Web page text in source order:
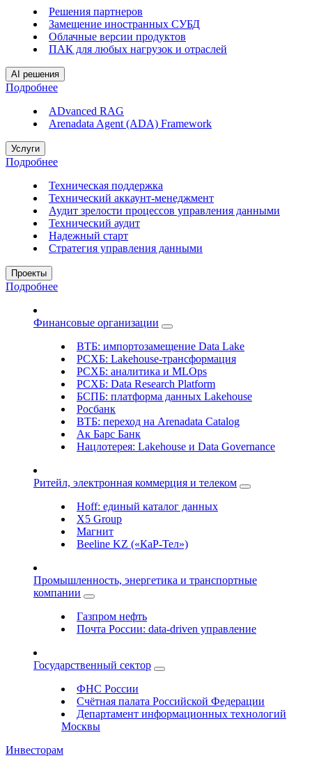
Решения партнеров
Замещение иностранных СУБД
Облачные версии продуктов
ПАК для любых нагрузок и отраслей
AI решения
Подробнее
ADvanced RAG
Arenadata Agent (ADA) Framework
Услуги
Подробнее
Техническая поддержка
Технический аккаунт-менеджмент
Аудит зрелости процессов управления данными
Технический аудит
Надежный старт
Стратегия управления данными
Проекты
Подробнее
Финансовые организации
ВТБ: импортозамещение Data Lake
РСХБ: Lakehouse-трансформация
РСХБ: аналитика и MLOps
РСХБ: Data Research Platform
БСПБ: платформа данных Lakehouse
Росбанк
ВТБ: переход на Arenadata Catalog
Ак Барс Банк
Нацлотерея: Lakehouse и Data Governance
Ритейл, электронная коммерция и телеком
Hoff: единый каталог данных
X5 Group
Магнит
Beeline KZ («КаР-Тел»)
Промышленность, энергетика и транспортные
компании
Газпром нефть
Почта России: data-driven управление
Государственный сектор
ФНС России
Счётная палата Российской Федерации
Департамент информационных технологий
Москвы
Инвесторам